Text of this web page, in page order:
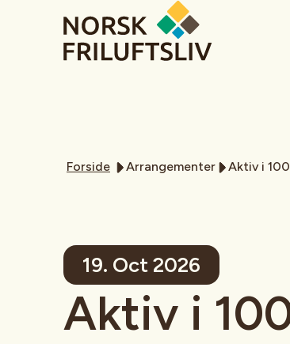
Forside Arrangementer Aktiv i
19. Oct 2026
Aktiv i